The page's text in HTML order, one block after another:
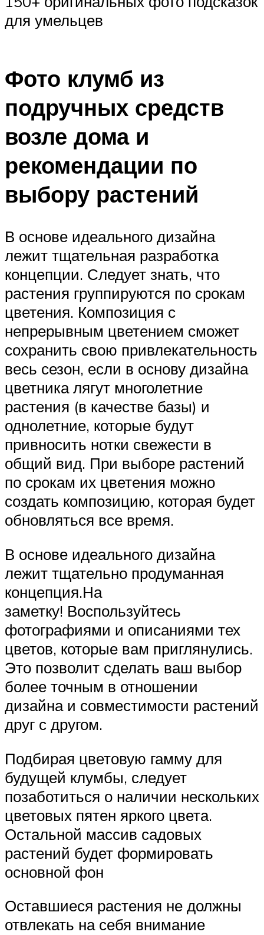
для умельцев
Фото клумб из
подручных средств
возле дома и
рекомендации по
выбору растений
В основе идеального дизайна
лежит тщательная разработка
концепции. Следует знать, что
растения группируются по срокам
цветения. Композиция с
непрерывным цветением сможет
сохранить свою привлекательность
весь сезон, если в основу дизайна
цветника лягут многолетние
растения (в качестве базы) и
однолетние, которые будут
привносить нотки свежести в
общий вид. При выборе растений
по срокам их цветения можно
создать композицию, которая будет
обновляться все время.
В основе идеального дизайна
лежит тщательно продуманная
концепция.На
заметку! Воспользуйтесь
фотографиями и описаниями тех
цветов, которые вам приглянулись.
Это позволит сделать ваш выбор
более точным в отношении
дизайна и совместимости растений
друг с другом.
Подбирая цветовую гамму для
будущей клумбы, следует
позаботиться о наличии нескольких
цветовых пятен яркого цвета.
Остальной массив садовых
растений будет формировать
основной фон
Оставшиеся растения не должны
отвлекать на себя внимание